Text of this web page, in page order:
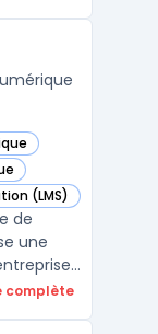
(LMS)
de
une
complète